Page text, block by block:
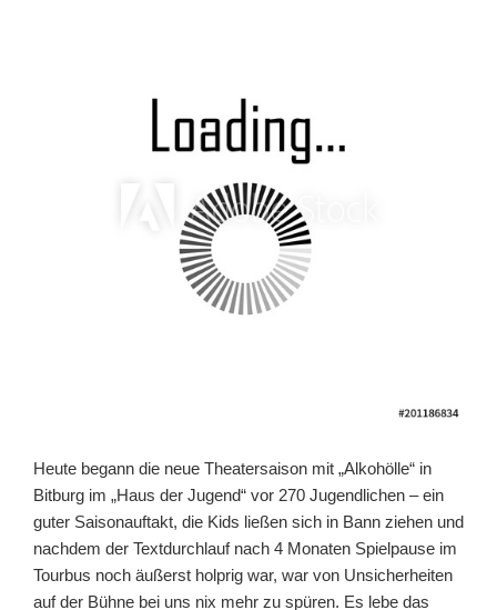
Heute begann die neue Theatersaison mit „Alkohölle“ in
Bitburg im „Haus der Jugend“ vor 270 Jugendlichen – ein
guter Saisonauftakt, die Kids ließen sich in Bann ziehen und
nachdem der Textdurchlauf nach 4 Monaten Spielpause im
Tourbus noch äußerst holprig war, war von Unsicherheiten
auf der Bühne bei uns nix mehr zu spüren. Es lebe das